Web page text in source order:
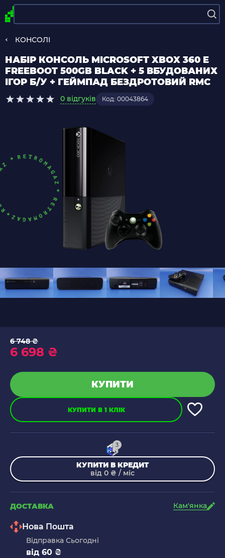
КОНСОЛІ
НАБІР КОНСОЛЬ MICROSOFT XBOX 360 E
FREEBOOT 500GB BLACK + 5 ВБУДОВАНИХ
ІГОР Б/У + ГЕЙМПАД БЕЗДРОТОВИЙ RMC
0 відгуків Код: 00043864
6 698 ₴
6 748 ₴
КУПИТИ
КУПИТИ В 1 КЛІК
КУПИТИ В КРЕДИТ
від 0 ₴ / міс
3
ДОСТАВКА Кам'янка
Нова Пошта
Відправка Сьогодні
від 60 ₴